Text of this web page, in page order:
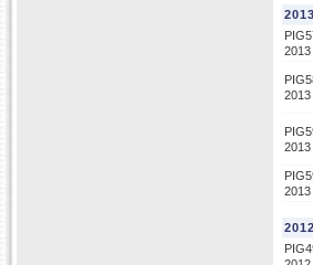
2013
2013
2013
2013
2013
2012